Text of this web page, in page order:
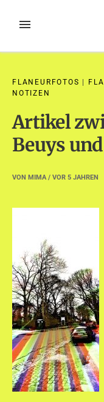
InhaltMENÜ
FLANEURFOTOS
NOTIZEN
Artikel
Beuys
VON MIMA/ VOR 5 JAHREN